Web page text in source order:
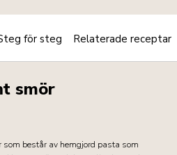
Print
Share
smör
består av hemgjord pasta som
för steg Relaterade receptar